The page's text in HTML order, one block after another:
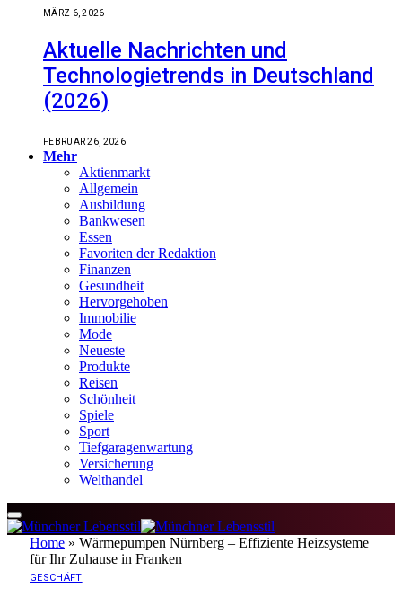
MÄRZ 6, 2026
Aktuelle Nachrichten und
Technologietrends in Deutschland
(2026)
FEBRUAR 26, 2026
Mehr
Aktienmarkt
Allgemein
Ausbildung
Bankwesen
Essen
Favoriten der Redaktion
Finanzen
Gesundheit
Hervorgehoben
Immobilie
Mode
Neueste
Produkte
Reisen
Schönheit
Spiele
Sport
Tiefgaragenwartung
Versicherung
Welthandel
Home » Wärmepumpen Nürnberg – Effiziente Heizsysteme
für Ihr Zuhause in Franken
GESCHÄFT